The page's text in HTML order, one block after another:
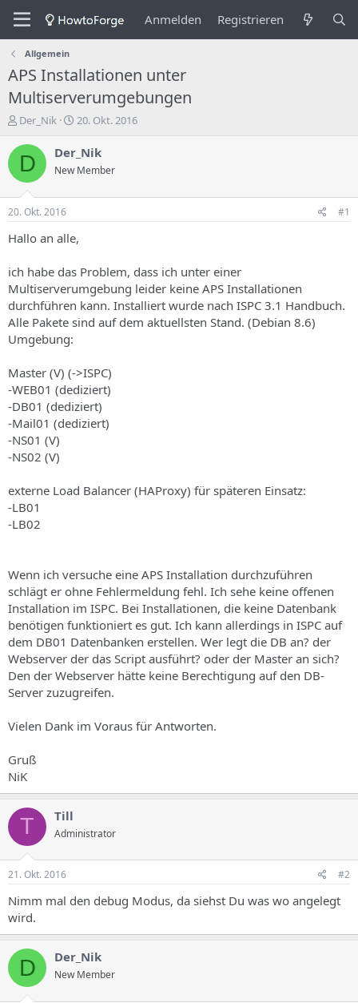
Anmelden Registrieren
Allgemein
APS Installationen unter
Multiserverumgebungen
E
s
e
e
r
s
T
h
e
m
Der_Nik
E
t
e
g
d
a
u
20. Okt. 2016
D Der_Nik
New Member
20. Okt. 2016 #1
Hallo an alle,
ich habe das Problem, dass ich unter einer
Multiserverumgebung leider keine APS Installationen
durchführen kann. Installiert wurde nach ISPC 3.1 Handbuch.
Alle Pakete sind auf dem aktuellsten Stand. (Debian 8.6)
Umgebung:
Master (V) (->ISPC)
-WEB01 (dediziert)
-DB01 (dediziert)
-Mail01 (dediziert)
-NS01 (V)
-NS02 (V)
externe Load Balancer (HAProxy) für späteren Einsatz:
-LB01
-LB02
Wenn ich versuche eine APS Installation durchzuführen
schlägt er ohne Fehlermeldung fehl. Ich sehe keine offenen
Installation im ISPC. Bei Installationen, die keine Datenbank
benötigen funktioniert es gut. Ich kann allerdings in ISPC auf
dem DB01 Datenbanken erstellen. Wer legt die DB an? der
Webserver der das Script ausführt? oder der Master an sich?
Den der Webserver hätte keine Berechtigung auf den DB-
Server zuzugreifen.
Vielen Dank im Voraus für Antworten.
Gruß
NiK
T Till
Administrator
21. Okt. 2016 #2
Nimm mal den debug Modus, da siehst Du was wo angelegt
wird.
D Der_Nik
New Member